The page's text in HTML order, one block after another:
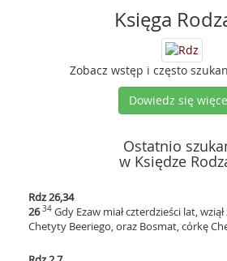
Księga
Zobacz wstęp i często
Dowiedz się
Ostatnio
w Księdze
Rdz 26,34
26 34 Gdy Ezaw miał czterdzieści lat,
Chetyty Beeriego, oraz Bosmat, córkę